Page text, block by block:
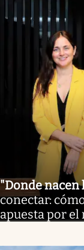
"Donde nacen
conectar:
apuesta por